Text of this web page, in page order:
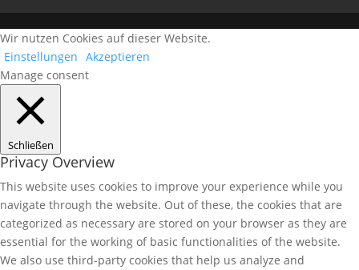
Wir nutzen Cookies auf dieser Website.
Einstellungen Akzeptieren
Manage consent
Schließen
Privacy Overview
This website uses cookies to improve your experience while you
navigate through the website. Out of these, the cookies that are
categorized as necessary are stored on your browser as they are
essential for the working of basic functionalities of the website.
We also use third-party cookies that help us analyze and